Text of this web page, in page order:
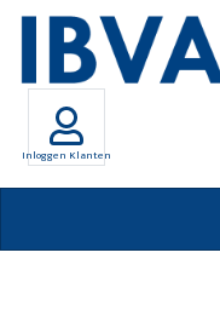
Inloggen Klanten